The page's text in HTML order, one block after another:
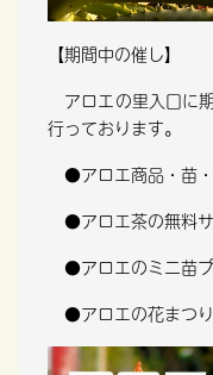
【期間中の催し】
アロエの里入口に
行っております。
●アロエ商品・苗
●アロエ茶の無料
●アロエのミニ苗
●アロエの花まつ